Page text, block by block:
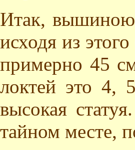
Итак, вышиною
исходя из
примерно 45
локтей это 4,
высокая
тайном месте,